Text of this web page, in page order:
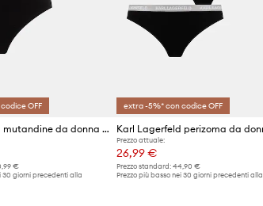
OFF
Karl Lagerfeld mutandine da donna in cotone con elastan pacco da 3
€
30 giorni precedenti alla
extra -5%* con codice OFF
Prezzo attuale:
26,99 €
Prezzo standard: 44,90 €
Prezzo più basso nei 30 giorni precedenti alla